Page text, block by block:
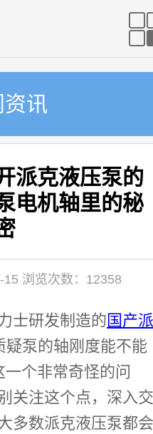
讯
派克液压泵的
电机轴里的秘
浏览次数：12358
士研发制造的国产派
疑泵的轴刚度能不能
个非常奇怪的问
关注这个点，深入交
多数派克液压泵都会